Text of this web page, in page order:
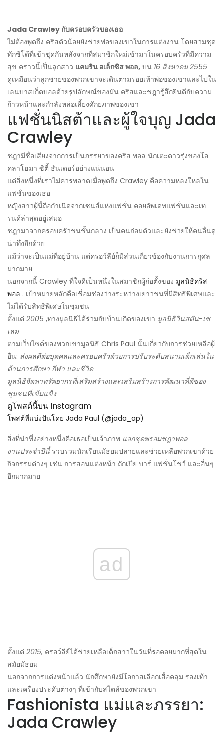
Jada Crawley กับครอบครัวของเธอ
ไม่ต้องพูดถึง คริสตัวน้อยยังช่วยพ่อของเขาในการแต่งงาน โดยสวมชุด
ทักซิโด้ที่เข้าชุดกันหลังจากที่สมาชิกใหม่เข้ามาในครอบครัวที่มีความ
สุข คราวนี้เป็นลูกสาว แคมริน อเล็กซิส พอล, บน 16 สิงหาคม 2555
ดูเหมือนว่าลูกชายของพวกเขาจะเดินตามรอยเท้าพ่อของเขาและไปใน
เลนบาสเก็ตบอลด้วยรูปลักษณ์ของมัน คริสและชฎารู้สึกยินดีกับความ
ก้าวหน้าและกำลังหล่อเลี้ยงศักยภาพของเขา
แฟชั่นนิสต้าและผู้ใจบุญ Jada
Crawley
ชฎามีชื่อเสียงจากการเป็นภรรยาของคริส พอล นักเตะดาวรุ่งของโอ
คลาโฮมา ซิตี้ ธันเดอร์อย่างแน่นอน
แต่สิ่งหนึ่งที่เราไม่ควรพลาดเมื่อพูดถึง Crawley คือความหลงใหลใน
แฟชั่นของเธอ
หญิงสาวผู้นี้ถือกำเนิดจากเซนส์แห่งแฟชั่น คอยอัพเดทแฟชั่นและเท
รนด์ล่าสุดอยู่เสมอ
ชฎามาจากครอบครัวชนชั้นกลาง เป็นคนถ่อมตัวและยังช่วยให้คนอื่นดู
น่าทึ่งอีกด้วย
แม้ว่าจะเป็นแม่ที่อยู่บ้าน แต่ครอว์ลีย์ก็มีส่วนเกี่ยวข้องกับงานการกุศล
มากมาย
นอกจากนี้ Crawley ที่ใจดีเป็นหนึ่งในสมาชิกผู้ก่อตั้งของ มูลนิธิคริส
พอล . เป้าหมายหลักคือเชื่อมช่องว่างระหว่างเยาวชนที่มีสิทธิพิเศษและ
ไม่ได้รับสิทธิพิเศษในชุมชน
ตั้งแต่ 2005 ,ทางมูลนิธิได้ร่วมกับบ้านเกิดของเขา มูลนิธิวินสตัน-เซ
เลม
ตามเว็บไซต์ของพวกเขามูลนิธิ Chris Paul นั้นเกี่ยวกับการช่วยเหลือผู้
อื่น: ส่งผลดีต่อบุคคลและครอบครัวด้วยการปรับระดับสนามเด็กเล่นใน
ด้านการศึกษา กีฬา และชีวิต
มูลนิธิจัดหาทรัพยากรที่เสริมสร้างและเสริมสร้างการพัฒนาที่ดีของ
ชุมชนที่เข้มแข็ง
ดูโพสต์นี้บน Instagram
โพสต์ที่แบ่งปันโดย Jada Paul (@jada_ap)
สิ่งที่น่าทึ่งอย่างหนึ่งคือเธอเป็นเจ้าภาพ แจกชุดพรอมชฎาพอล
งานประจำปีนี้รวบรวมนักเรียนมัธยมปลายและช่วยเหลือพวกเขาด้วย
กิจกรรมต่างๆ เช่น การสอนแต่งหน้า ถักเปีย บาร์ แฟชั่นโชว์ และอื่นๆ
อีกมากมาย
ad
ตั้งแต่ 2015, ครอว์ลีย์ได้ช่วยเหลือเด็กสาวในวันที่รอคอยมากที่สุดใน
สมัยมัธยม
นอกจากการแต่งหน้าแล้ว นักศึกษายังมีโอกาสเลือกเสื้อคลุม รองเท้า
และเครื่องประดับต่างๆ ที่เข้ากับสไตล์ของพวกเขา
Fashionista แม่และภรรยา:
Jada Crawley